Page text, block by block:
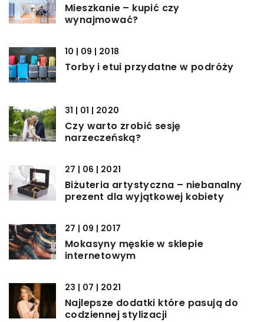
Mieszkanie – kupić czy
wynajmować?
10 | 09 | 2018
Torby i etui przydatne w podróży
31 | 01 | 2020
Czy warto zrobić sesję
narzeczeńską?
27 | 06 | 2021
Biżuteria artystyczna – niebanalny
prezent dla wyjątkowej kobiety
27 | 09 | 2017
Mokasyny męskie w sklepie
internetowym
23 | 07 | 2021
Najlepsze dodatki które pasują do
codziennej stylizacji